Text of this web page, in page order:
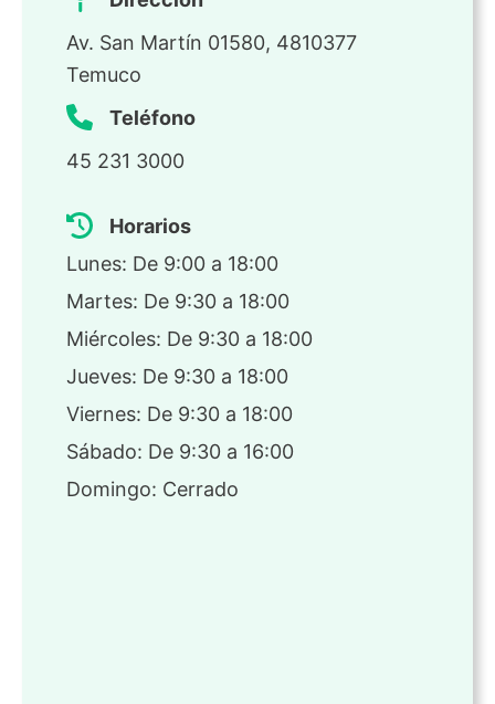
Av. San Martín 01580, 4810377
Temuco
Teléfono
45 231 3000
Horarios
Lunes: De 9:00 a 18:00
Martes: De 9:30 a 18:00
Miércoles: De 9:30 a 18:00
Jueves: De 9:30 a 18:00
Viernes: De 9:30 a 18:00
Sábado: De 9:30 a 16:00
Domingo: Cerrado